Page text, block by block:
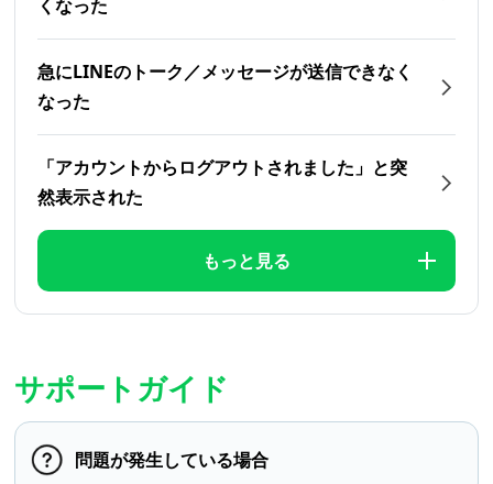
くなった
急にLINEのトーク／メッセージが送信できなく
なった
「アカウントからログアウトされました」と突
然表示された
もっと見る
サポートガイド
問題が発生している場合